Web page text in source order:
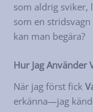
som aldrig sviker,
som en
kan man begära?
Hur Jag
När jag först fick
erkänna—jag